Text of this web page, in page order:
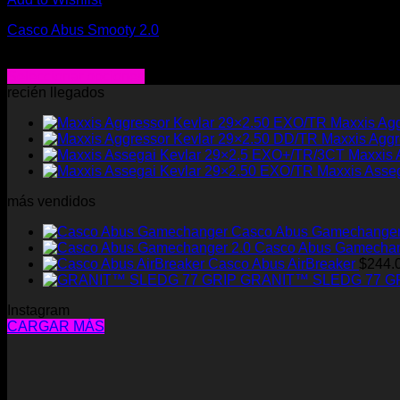
Casco Abus Smooty 2.0
Este
tiene
múltiples
variantes.
Las
se
elegir
página
producto
recién llegados
Maxxis
Maxxis
Maxxis
Maxxis
más vendidos
Casco Abus
Casco Abus
Casco Abus AirBreaker $
GRANIT™ SLEDG 77
Instagram
CARGAR MÁS